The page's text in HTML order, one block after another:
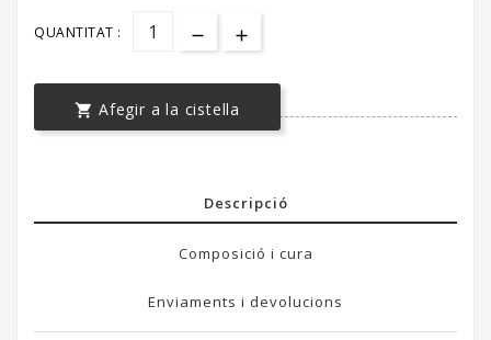
QUANTITAT :
 Afegir a la cistella
Descripció
Composició i cura
Enviaments i devolucions